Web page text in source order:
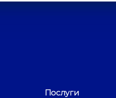
дитячий;
Послуги